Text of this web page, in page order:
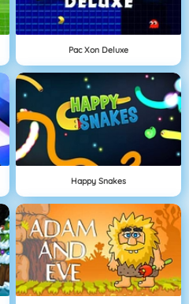
Pac Xon Deluxe
Happy Snakes